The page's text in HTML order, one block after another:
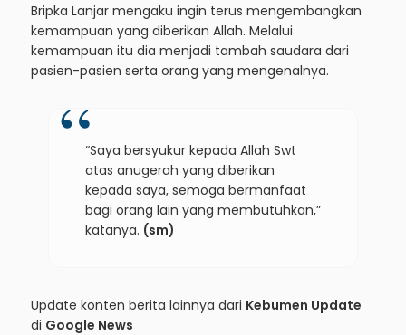
Bripka Lanjar mengaku ingin terus mengembangkan
kemampuan yang diberikan Allah. Melalui
kemampuan itu dia menjadi tambah saudara dari
pasien-pasien serta orang yang mengenalnya.
“Saya bersyukur kepada Allah Swt
atas anugerah yang diberikan
kepada saya, semoga bermanfaat
bagi orang lain yang membutuhkan,”
katanya. (sm)
Update konten berita lainnya dari Kebumen Update
di Google News